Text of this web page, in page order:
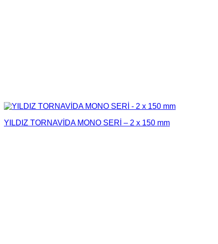
YILDIZ TORNAVİDA MONO SERİ – 2 x 150 mm